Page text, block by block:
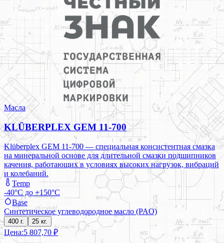
Масла
KLÜBERPLEX GEM 11-700
Klüberplex GEM 11-700 — специальная консистентная смазка
на минеральной основе для длительной смазки подшипников
качения, работающих в условиях высоких нагрузок, вибраций
и колебаний.
Temp
-40°C до +150°C
Base
Синтетическое углеводородное масло (PAO)
400 г. 25 кг.
Цена:5 807,70 ₽